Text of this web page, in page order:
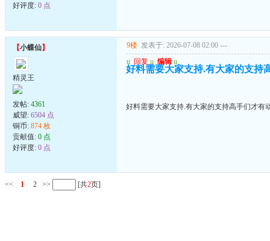
好评度: 0 点
【小蝶仙】
精灵王
发帖: 4361
威望: 6504 点
铜币: 874 枚
贡献值: 0 点
好评度: 0 点
9楼 发表于: 2026-07-08 02:00 ---
u 回复 u 编辑 u
好料需要大家支持.有大家的支持
好料需要大家支持.有大家的支持高手们才有
<< 1 2 >> [共2页]